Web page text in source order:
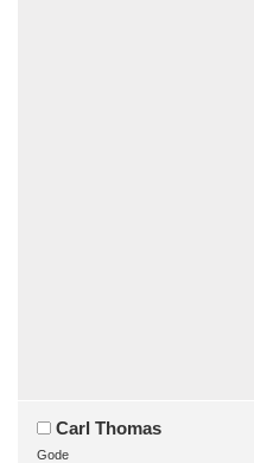
Carl Thomas
Gode